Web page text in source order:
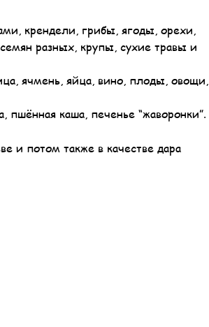
крендели, грибы, ягоды, орехи,
разных, крупы, сухие травы и
ячмень, яйца, вино, плоды, овощи,
каша, печенье “жаворонки”.
и потом также в качестве дара